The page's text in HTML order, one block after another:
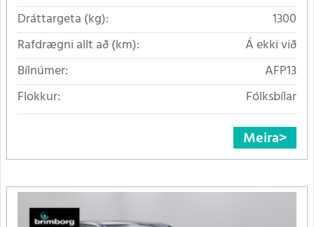
Dráttargeta (kg):
1300
Rafdrægni allt að (km):
Á ekki við
Bílnúmer:
AFP13
Flokkur:
Fólksbílar
Meira